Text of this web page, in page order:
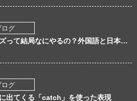
ログ
ホームページのローカライズって結局なにやるの？外国語と日本語のホームページを徹底比較
ログ
出てくる「catch」を使った表現